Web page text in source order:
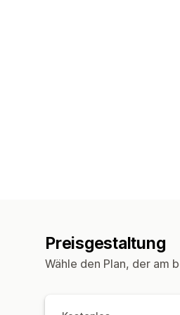
Preisgestaltung
Wähle den Plan, der am